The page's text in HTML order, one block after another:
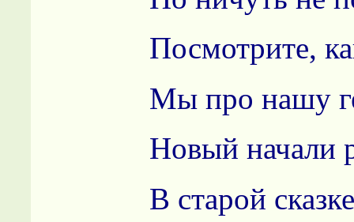
Посмотрите, как
Мы про нашу
Новый начали
В старой сказке